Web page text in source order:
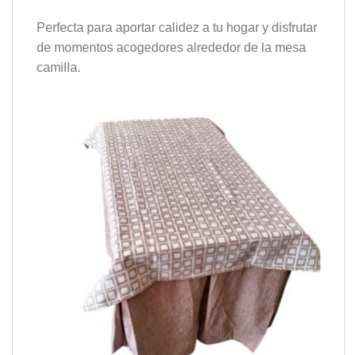
Perfecta para aportar calidez a tu hogar y disfrutar
de momentos acogedores alrededor de la mesa
camilla.